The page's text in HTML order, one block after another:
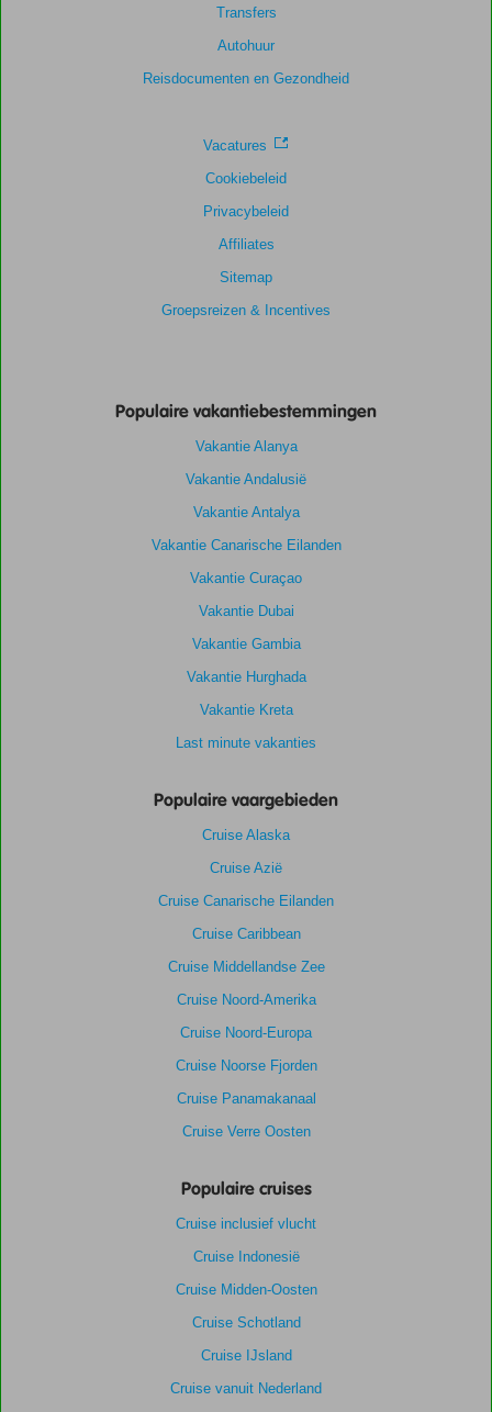
Transfers
Autohuur
Reisdocumenten en Gezondheid
Vacatures
Cookiebeleid
Privacybeleid
Affiliates
Sitemap
Groepsreizen & Incentives
Populaire vakantiebestemmingen
Vakantie Alanya
Vakantie Andalusië
Vakantie Antalya
Vakantie Canarische Eilanden
Vakantie Curaçao
Vakantie Dubai
Vakantie Gambia
Vakantie Hurghada
Vakantie Kreta
Last minute vakanties
Populaire vaargebieden
Cruise Alaska
Cruise Azië
Cruise Canarische Eilanden
Cruise Caribbean
Cruise Middellandse Zee
Cruise Noord-Amerika
Cruise Noord-Europa
Cruise Noorse Fjorden
Cruise Panamakanaal
Cruise Verre Oosten
Populaire cruises
Cruise inclusief vlucht
Cruise Indonesië
Cruise Midden-Oosten
Cruise Schotland
Cruise IJsland
Cruise vanuit Nederland